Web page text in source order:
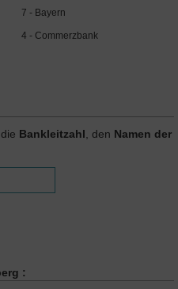
7 - Bayern
4 - Commerzbank
Bankleitzahl , den Namen der
: